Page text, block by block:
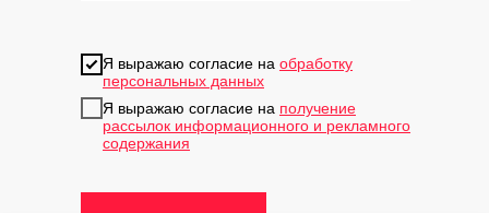
Я выражаю согласие на обработку
персональных данных
Я выражаю согласие на получение
рассылок информационного и рекламного
содержания